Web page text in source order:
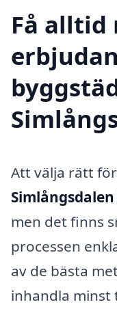
Få alltid
Att välja rätt
Simlångsdalen
men det finns
processen
av de bästa
inhandla minst